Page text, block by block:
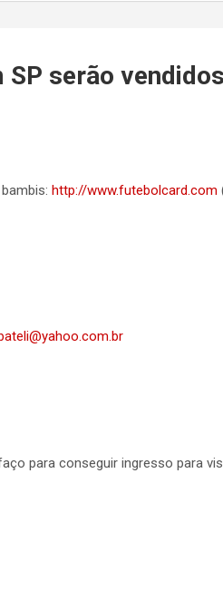
serão
http://www.futebolcard.com
para conseguir ingresso para